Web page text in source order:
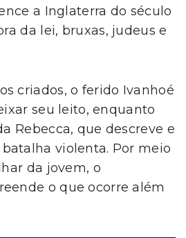
a Inglaterra do século
da lei, bruxas, judeus e
criados, o ferido Ivanhoé
seu leito, enquanto
Rebecca, que descreve e
violenta. Por meio
da jovem, o
o que ocorre além